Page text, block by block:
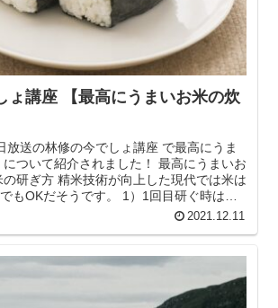
ょ講座 【最高にうまいお米の炊
放送の林修の今でしょ講座 で最高にうま
ついて紹介されました！ 最高にうまいお
研ぎ方 精米技術が向上した現代では米は
もOKだそうです。 1）1回目研ぐ時は、
2021.12.11